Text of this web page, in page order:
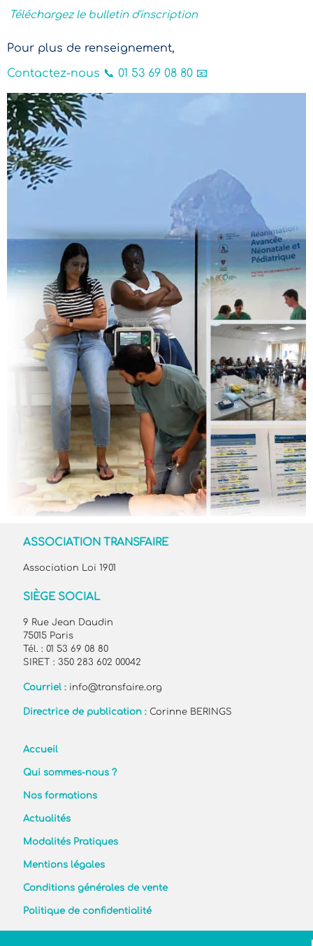
Téléchargez le bulletin d'inscription
Pour plus de renseignement,
Contactez-nous 📞 01 53 69 08 80 📧
ASSOCIATION TRANSFAIRE
Association Loi 1901
SIÈGE SOCIAL
9 Rue Jean Daudin
75015 Paris
Tél. : 01 53 69 08 80
SIRET : 350 283 602 00042
Courriel : info@transfaire.org
Directrice de publication :Corinne BERINGS
Accueil
Qui sommes-nous ?
Nos formations
Actualités
Modalités Pratiques
Mentions légales
Conditions générales de vente
Politique de confidentialité